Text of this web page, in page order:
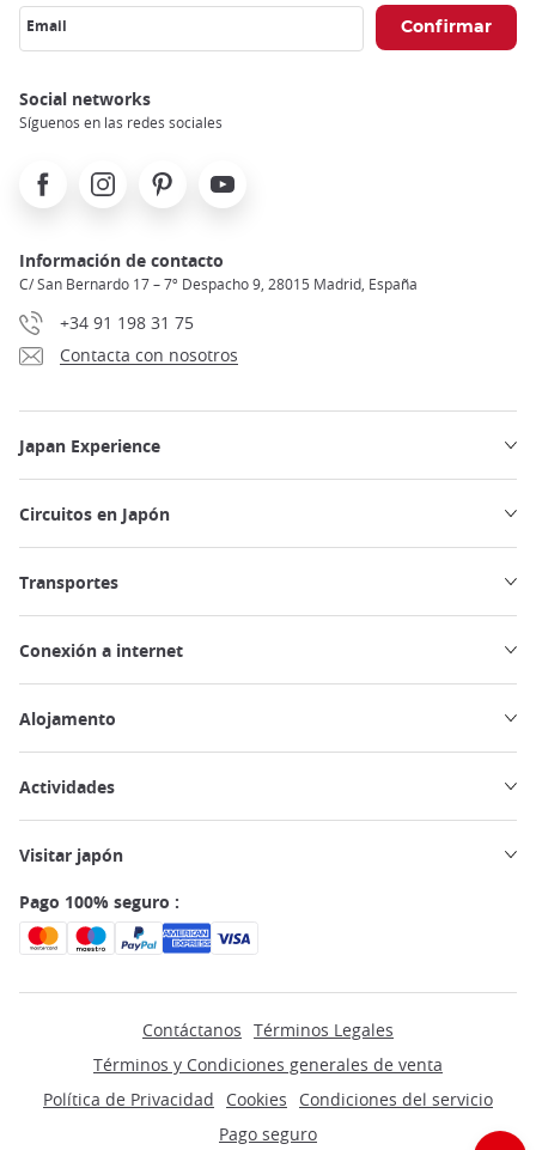
Email
Social networks
Síguenos en las redes sociales
FacebookInstagramPinterest Youtube
Información de contacto
C/ San Bernardo 17 – 7º Despacho 9, 28015 Madrid, España
+34 91 198 31 75
Contacta con nosotros
Japan Experience
Circuitos en Japón
Transportes
Conexión a internet
Alojamento
Actividades
Visitar japón
Pago 100% seguro :
Contáctanos Términos Legales
Términos y Condiciones generales de venta
Política de Privacidad
Cookies
Condiciones del servicio
Pago seguro